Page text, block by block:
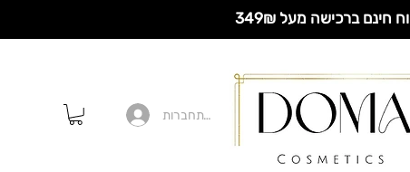
חינם ברכישה מעל 349₪
להתחברות